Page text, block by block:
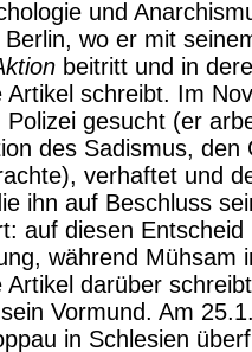
und
wo er mit
beitritt und in
Artikel schreibt. Im
Polizei gesucht (er
des Sadismus,
verhaftet und
ihn auf Beschluss
auf diesen
während Mühsam
Artikel darüber
Vormund. Am
in Schlesien